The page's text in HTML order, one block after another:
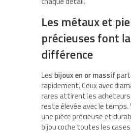
Les métaux et
précieuses font la
différence
Les bijoux en or massif
rapidement. Ceux avec
rares attirent les
reste élevée avec le temps.
une pièce précieuse et
bijou coche toutes les cases.